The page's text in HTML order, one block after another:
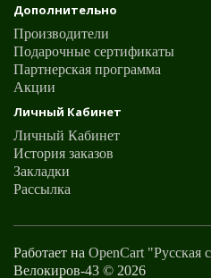
Дополнительно
Производители
Подарочные сертификаты
Партнерская программа
Акции
Личный Кабинет
Личный Кабинет
История заказов
Закладки
Рассылка
Работает на OpenCart "Русская
Велокиров-43 © 2026